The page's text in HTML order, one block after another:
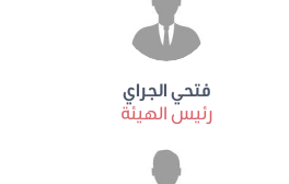
فتحي الجراي
رئيس الهيئة